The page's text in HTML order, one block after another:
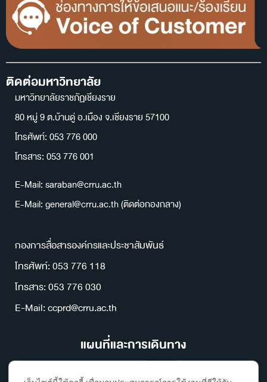
ติดต่อมหาวิทยาลัย
มหาวิทยาลัยราชภัฏเชียงราย
80 หมู่ 9 ต.บ้านดู่ อ.เมือง จ.เชียงราย 57100
โทรศัพท์: 053 776 000
โทรสาร: 053 776 001
E-Mail: saraban@crru.ac.th
E-Mail: general@crru.ac.th (ติดต่อกองกลาง)
กองการสื่อสารองค์กรและประชาสัมพันธ์
โทรศัพท์: 053 776 118
โทรสาร: 053 776 030
E-Mail: ccprd@crru.ac.th
แผนที่และการเดินทาง